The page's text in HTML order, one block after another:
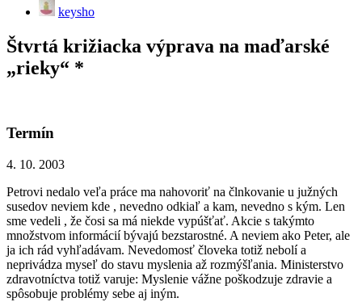
keysho
Štvrtá križiacka výprava na maďarské
„rieky“ *
Termín
4. 10. 2003
Petrovi nedalo veľa práce ma nahovoriť na člnkovanie u južných
susedov neviem kde , nevedno odkiaľ a kam, nevedno s kým. Len
sme vedeli , že čosi sa má niekde vypúšťať. Akcie s takýmto
množstvom informácií bývajú bezstarostné. A neviem ako Peter, ale
ja ich rád vyhľadávam. Nevedomosť človeka totiž nebolí a
neprivádza myseľ do stavu myslenia až rozmýšľania. Ministerstvo
zdravotníctva totiž varuje: Myslenie vážne poškodzuje zdravie a
spôsobuje problémy sebe aj iným.